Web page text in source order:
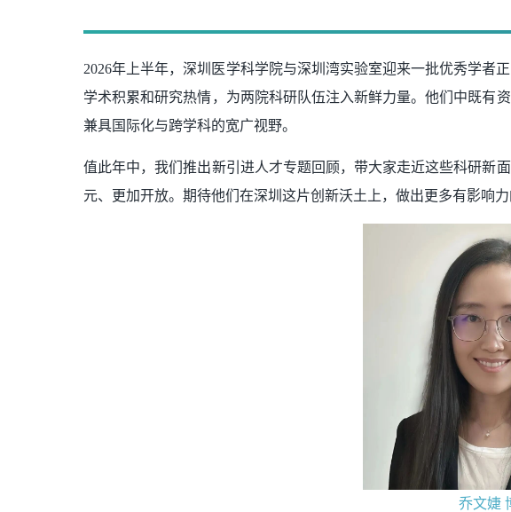
2026年上半年，深圳医学科学院与深圳湾实验室迎来一批优秀学者
学术积累和研究热情，为两院科研队伍注入新鲜力量。他们中既有
兼具国际化与跨学科的宽广视野。
值此年中，我们推出新引进人才专题回顾，带大家走近这些科研新
元、更加开放。期待他们在深圳这片创新沃土上，做出更多有影响力
乔文婕